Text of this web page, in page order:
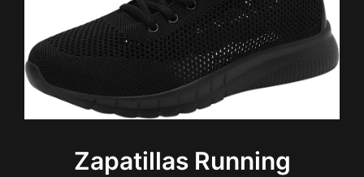
Zapatillas Running